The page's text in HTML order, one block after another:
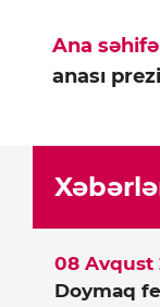
Ana səhifə
anası
Doymaq
08 Avqust